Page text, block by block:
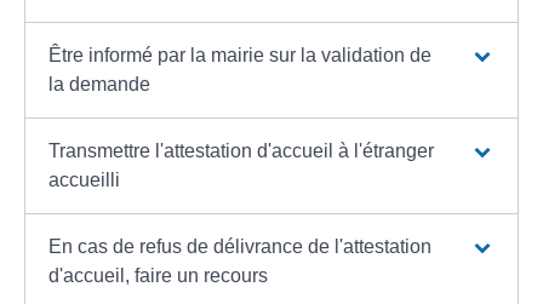
Être informé par la mairie sur la validation de
la demande
Transmettre l'attestation d'accueil à l'étranger
accueilli
En cas de refus de délivrance de l'attestation
d'accueil, faire un recours